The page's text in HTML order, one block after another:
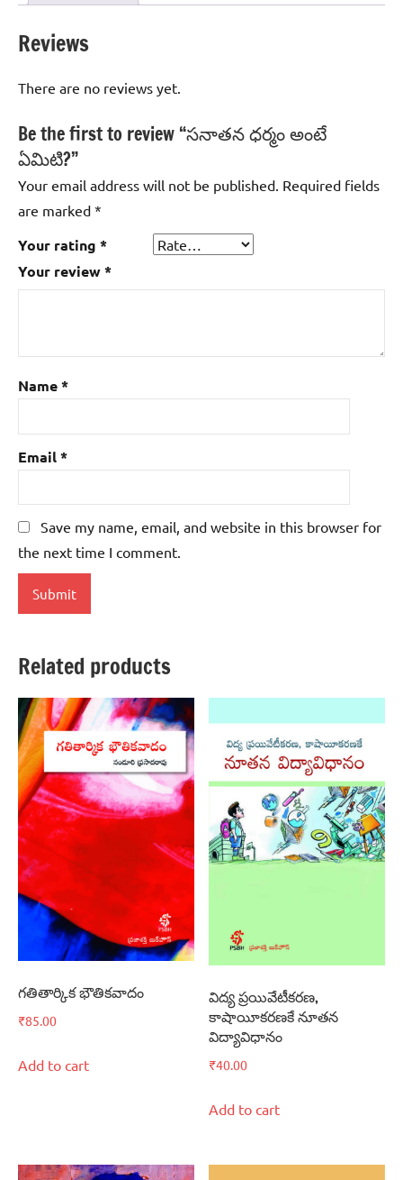
Reviews
There are no reviews yet.
Be the first to review “సనాతన ధర్మం అంటే
ఏమిటి?”
Your email address will not be published. Required fields
are marked *
Your rating *
Your review*
Name*
Email*
Save my name, email, and website in this browser for
the next time I comment.
Related products
గతితార్కిక భౌతికవాదం
₹85.00
Add to cart
విద్య ప్రయివేటీకరణ,
కాషాయీకరణకే నూతన
విద్యావిధానం
₹40.00
Add to cart